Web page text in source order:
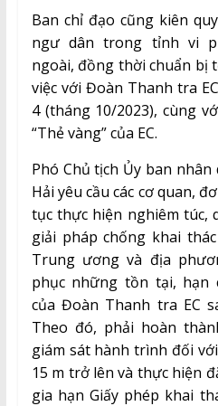
Ban chỉ đạo cũng kiên
ngư dân trong tỉnh vi
ngoài, đồng thời chuẩn bị
việc với Đoàn Thanh tra
4 (tháng 10/2023), cùng
“Thẻ vàng” của EC.
Phó Chủ tịch Ủy ban
Hải yêu cầu các cơ quan,
tục thực hiện nghiêm túc,
giải pháp chống khai
Trung ương và địa
phục những tồn tại, hạn
của Đoàn Thanh tra EC
Theo đó, phải hoàn
giám sát hành trình đối
15 m trở lên và thực hiện
gia hạn Giấy phép khai